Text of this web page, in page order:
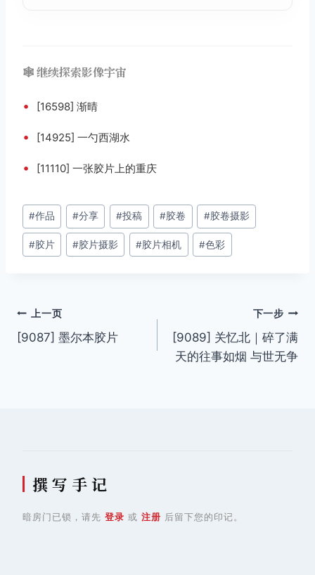
🕸️ 继续探索影像宇宙
• [16598] 渐晴
• [14925] 一勺西湖水
• [11110] 一张胶片上的重庆
文
章
标
#作品 #分享 #投稿 #胶卷 #胶卷摄影
#胶片 #胶片摄影 #胶片相机 #色彩
文
章
上一页
[9087] 墨尔本胶片
下一步
[9089] 关忆北｜碎了满
天的往事如烟 与世无争
撰 写 手 记
暗房门已锁，请先 登录 或 注册 后留下您的印记。